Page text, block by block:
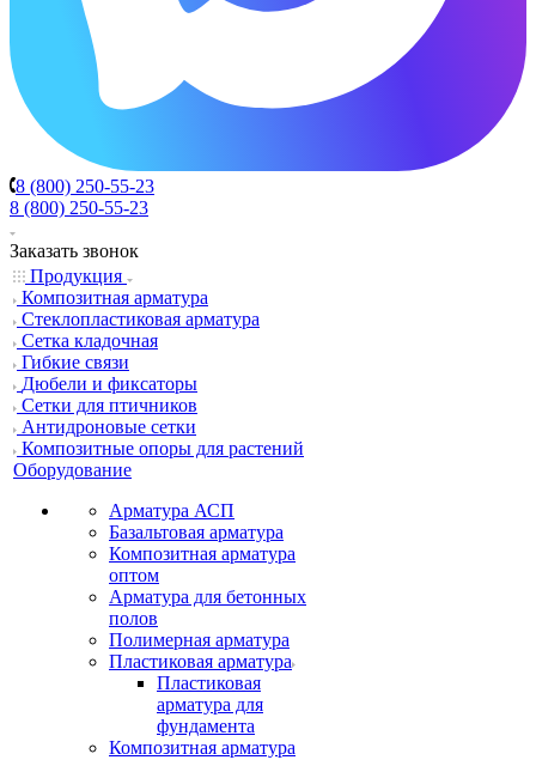
8 (800) 250-55-23
8 (800) 250-55-23
Заказать звонок
Продукция
Композитная арматура
Cтеклопластиковая арматура
Сетка кладочная
Гибкие связи
Дюбели и фиксаторы
Сетки для птичников
Антидроновые сетки
Композитные опоры для растений
Оборудование
Арматура АСП
Базальтовая арматура
Композитная арматура
оптом
Арматура для бетонных
полов
Полимерная арматура
Пластиковая арматура
Пластиковая
арматура для
фундамента
Композитная арматура